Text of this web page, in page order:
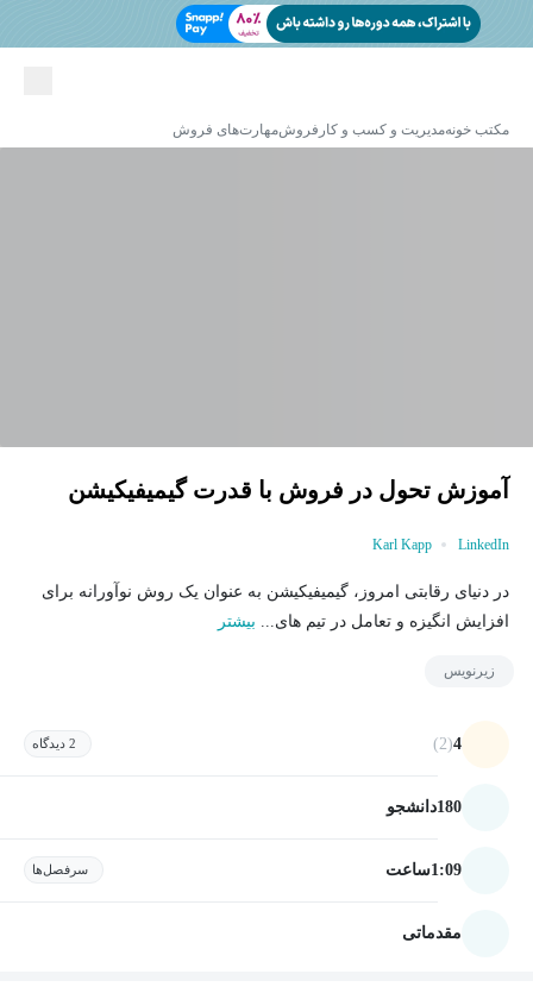
مکتب خونهمدیریت و کسب و کار فروشمهارت‌های فروش
آموزش تحول در فروش با قدرت گیمیفیکیشن
LinkedIn
Karl Kapp
در دنیای رقابتی امروز، گیمیفیکیشن به عنوان یک روش نوآورانه برای
افزایش انگیزه و تعامل در تیم های... بیشتر
زیرنویس
4
(2) 2 دیدگاه
180دانشجو
1:09ساعت سرفصل‌ها
مقدماتی